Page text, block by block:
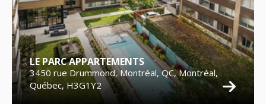
LE PARC APPARTEMENTS
3450 rue Drummond, Montréal, QC, Montréal,
Québec, H3G1Y2